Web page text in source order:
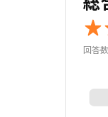
回答